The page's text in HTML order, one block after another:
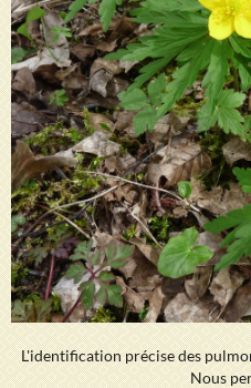
L'identification précise des
Nous